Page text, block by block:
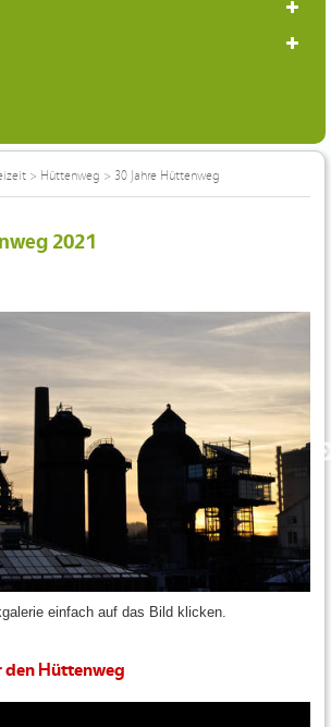
> Hüttenweg > 30 Jahre Hüttenweg
2021
einfach auf das Bild klicken.
Hüttenweg